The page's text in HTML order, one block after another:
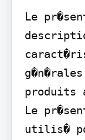
Le
produits
Le
utilis�